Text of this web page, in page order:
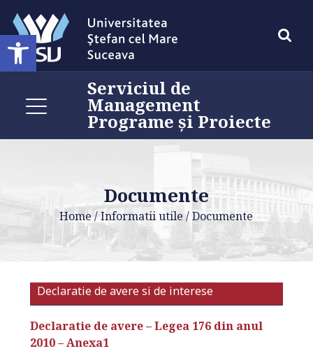
Deschide bara de unelte
Serviciul de
Management
Programe și Proiecte
Documente
Home/Informatii utile /Documente
Declaratie de avere si de interese
Declaratie de avere – Legea 176 din anul
2010 – Anexa1